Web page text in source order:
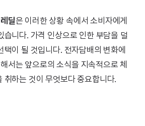
레딜은 이러한 상황 속에서 소비자에게
습니다. 가격 인상으로 인한 부담을 덜
택이 될 것입니다. 전자담배의 변화에
서는 앞으로의 소식을 지속적으로 체
취하는 것이 무엇보다 중요합니다.